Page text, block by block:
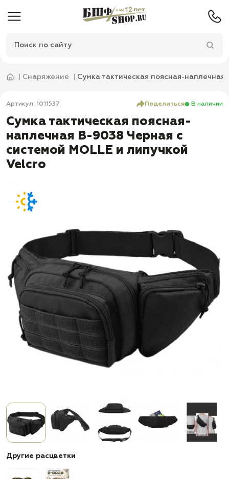
Снаряжение Сумка тактическая поясная-
Артикул: 1011537 Поделиться В наличии
Сумка тактическая поясная-
наплечная B-9038 Черная с
системой MOLLE и липучкой
Velcro
Другие расцветки